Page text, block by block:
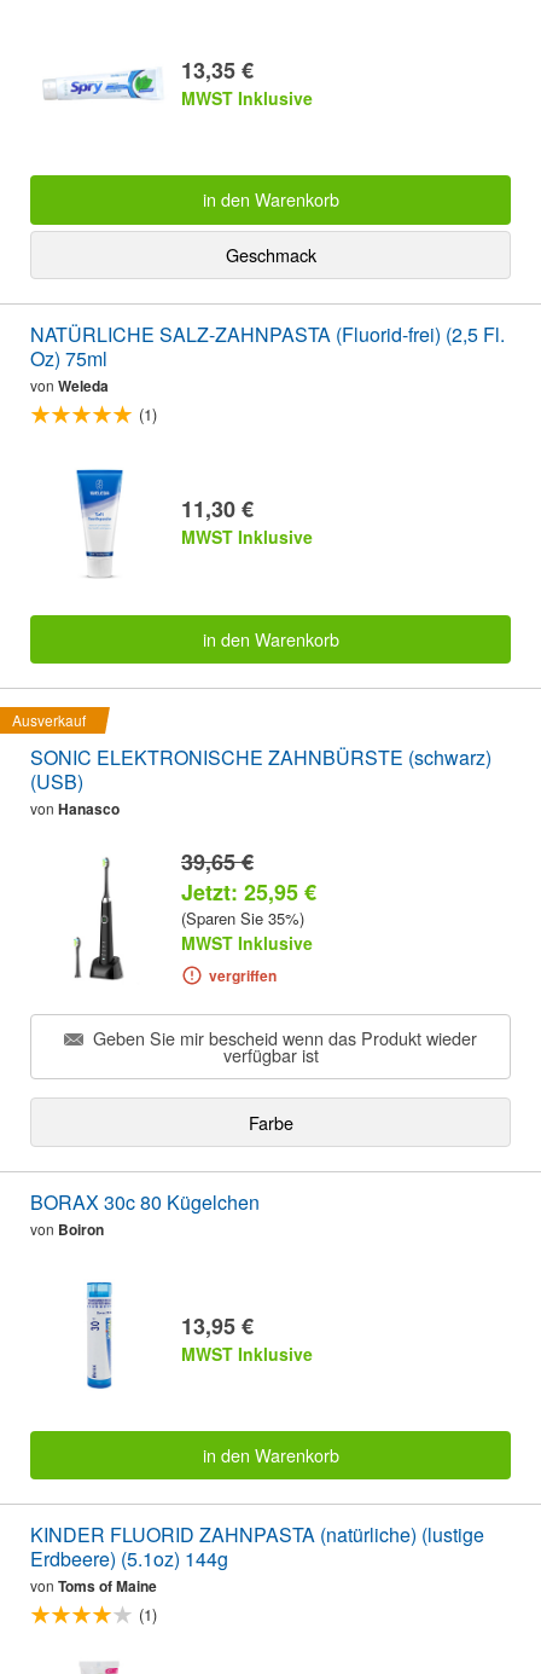
13,35 €
MWST Inklusive
in den Warenkorb
Geschmack
NATÜRLICHE SALZ-ZAHNPASTA (Fluorid-frei) (2,5 Fl.
Oz) 75ml
von Weleda
(1)
11,30 €
MWST Inklusive
in den Warenkorb
Ausverkauf
SONIC ELEKTRONISCHE ZAHNBÜRSTE (schwarz)
(USB)
von Hanasco
39,65 €
Jetzt: 25,95 €
(Sparen Sie 35%)
MWST Inklusive
vergriffen
Geben Sie mir bescheid wenn das Produkt wieder
verfügbar ist
Farbe
BORAX 30c 80 Kügelchen
von Boiron
13,95 €
MWST Inklusive
in den Warenkorb
KINDER FLUORID ZAHNPASTA (natürliche) (lustige
Erdbeere) (5.1oz) 144g
von Toms of Maine
(1)